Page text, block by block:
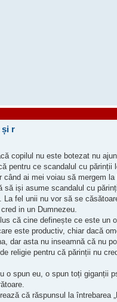
și r
copilul nu este botezat nu
pentru ce scandalul cu
ai mei voiau să mergem
iși asume scandalul cu
fel unii nu vor să se
in un Dumnezeu.
că cine definește ce este un
este productiv, chiar dacă
dar asta nu inseamnă că nu
religie pentru că părinții nu
o spun eu, o spun toți giganții
că răspunsul la întrebarea